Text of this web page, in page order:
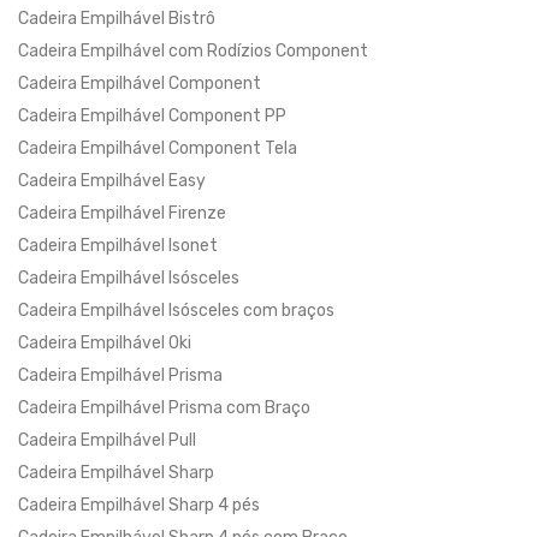
Cadeira Empilhável Bistrô
Cadeira Empilhável com Rodízios Component
Cadeira Empilhável Component
Cadeira Empilhável Component PP
Cadeira Empilhável Component Tela
Cadeira Empilhável Easy
Cadeira Empilhável Firenze
Cadeira Empilhável Isonet
Cadeira Empilhável Isósceles
Cadeira Empilhável Isósceles com braços
Cadeira Empilhável Oki
Cadeira Empilhável Prisma
Cadeira Empilhável Prisma com Braço
Cadeira Empilhável Pull
Cadeira Empilhável Sharp
Cadeira Empilhável Sharp 4 pés